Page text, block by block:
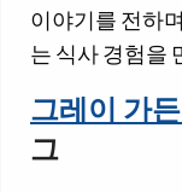
이야기를 전하
는 식사 경험을
그레이 가
그